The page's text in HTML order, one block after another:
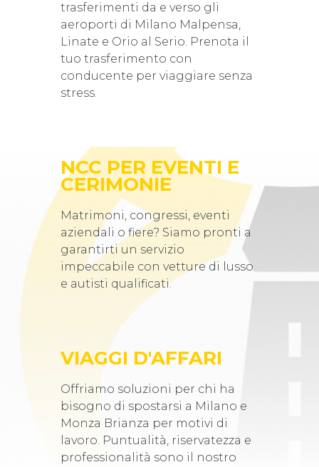
trasferimenti da e verso gli
aeroporti di Milano Malpensa,
Linate e Orio al Serio. Prenota il
tuo trasferimento con
conducente per viaggiare senza
stress.
NCC PER EVENTI E
CERIMONIE
Matrimoni, congressi, eventi
aziendali o fiere? Siamo pronti a
garantirti un servizio
impeccabile con vetture di lusso
e autisti qualificati.
VIAGGI D'AFFARI
Offriamo soluzioni per chi ha
bisogno di spostarsi a Milano e
Monza Brianza per motivi di
lavoro. Puntualità, riservatezza e
professionalità sono il nostro